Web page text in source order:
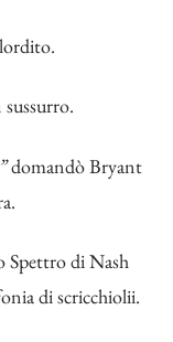
sussurro.
domandò Bryant
Spettro di Nash
di scricchiolii.